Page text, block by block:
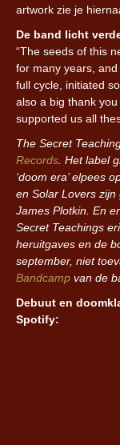
artwork zie je
De band licht
“The seeds of this
for many years,
full cycle, initiated
also a big thank
supported us all
The Secret
Records . Het label
‘doom era’ elpees
en Solar Lovers
James Plotkin. En
Secret Teachings
heruitgaves en de
september, niet
Bandcamp van de
Debuut en
Spotify: